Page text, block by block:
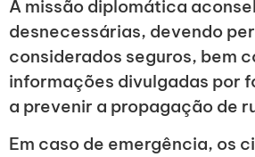
A missão diplomática
desnecessárias, devendo
considerados seguros, bem
informações divulgadas por
a prevenir a propagação de
Em caso de emergência, os